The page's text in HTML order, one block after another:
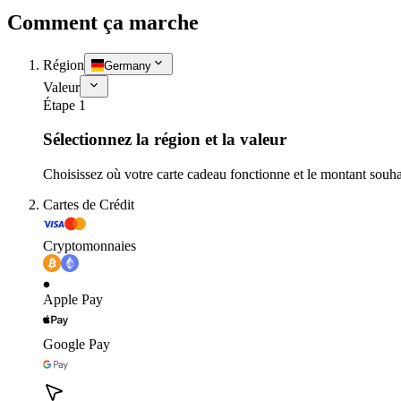
Comment ça marche
Région Germany
Valeur
Étape 1
Sélectionnez la région et la valeur
Choisissez où votre carte cadeau fonctionne et le montant
Cartes de Crédit
Cryptomonnaies
Apple Pay
Google Pay